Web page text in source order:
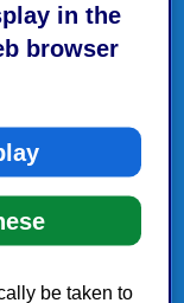
in the
browser
be taken to
砂災害）